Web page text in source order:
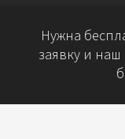
Нужна
заявку и наш